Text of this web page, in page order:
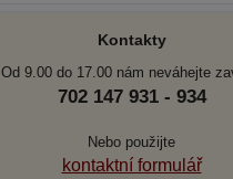
Kontakty
Od 9.00 do 17.00 nám neváhejte
702 147 931 - 934
Nebo použijte
kontaktní formulář